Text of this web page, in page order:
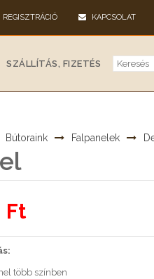
REGISZTRÁCIÓ KAPCSOLAT
SZÁLLÍTÁS, FIZETÉS
Bútoraink Falpanelek
Ft
több színben